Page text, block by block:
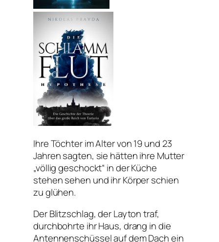
Ihre Töchter im Alter von 19 und 23
Jahren sagten, sie hätten ihre Mutter
„völlig geschockt“ in der Küche
stehen sehen und ihr Körper schien
zu glühen.
Der Blitzschlag, der Layton traf,
durchbohrte ihr Haus, drang in die
Antennenschüssel auf dem Dach ein